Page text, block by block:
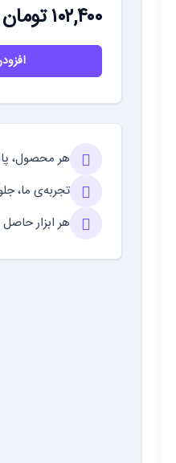
۱۰۲,۴۰۰ تومان
هر محصول،
تجربه‌ی ما،
هر ابزار